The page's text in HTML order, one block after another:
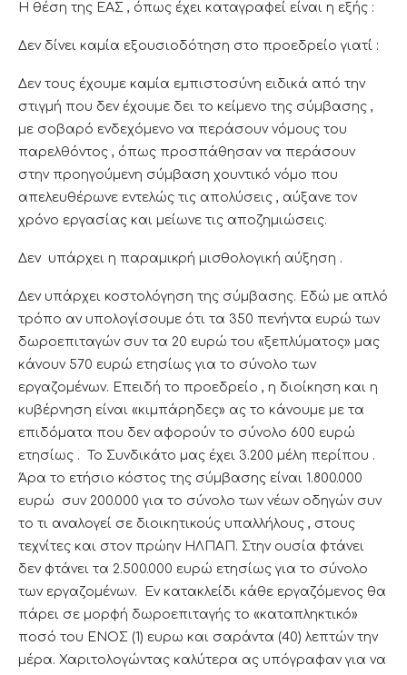
Η θέση της ΕΑΣ , όπως έχει καταγραφεί είναι η εξής :
Δεν δίνει καμία εξουσιοδότηση στο προεδρείο γιατί :
Δεν τους έχουμε καμία εμπιστοσύνη ειδικά από την
στιγμή που δεν έχουμε δει το κείμενο της σύμβασης ,
με σοβαρό ενδεχόμενο να περάσουν νόμους του
παρελθόντος , όπως προσπάθησαν να περάσουν
στην προηγούμενη σύμβαση χουντικό νόμο που
απελευθέρωνε εντελώς τις απολύσεις , αύξανε τον
χρόνο εργασίας και μείωνε τις αποζημιώσεις.
Δεν υπάρχει η παραμικρή μισθολογική αύξηση .
Δεν υπάρχει κοστολόγηση της σύμβασης. Εδώ με απλό
τρόπο αν υπολογίσουμε ότι τα 350 πενήντα ευρώ των
δωροεπιταγών συν τα 20 ευρώ του «ξεπλύματος» μας
κάνουν 570 ευρώ ετησίως για το σύνολο των
εργαζομένων. Επειδή το προεδρείο , η διοίκηση και η
κυβέρνηση είναι «κιμπάρηδες» ας το κάνουμε με τα
επιδόματα που δεν αφορούν το σύνολο 600 ευρώ
ετησίως . Το Συνδικάτο μας έχει 3.200 μέλη περίπου .
Άρα το ετήσιο κόστος της σύμβασης είναι 1.800.000
ευρώ συν 200.000 για το σύνολο των νέων οδηγών συν
το τι αναλογεί σε διοικητικούς υπαλλήλους , στους
τεχνίτες και στον πρώην ΗΛΠΑΠ. Στην ουσία φτάνει
δεν φτάνει τα 2.500.000 ευρώ ετησίως για το σύνολο
των εργαζομένων. Εν κατακλείδι κάθε εργαζόμενος θα
πάρει σε μορφή δωροεπιταγής το «καταπληκτικό»
ποσό του ΕΝΟΣ (1) ευρω και σαράντα (40) λεπτών την
μέρα. Χαριτολογώντας καλύτερα ας υπόγραφαν για να